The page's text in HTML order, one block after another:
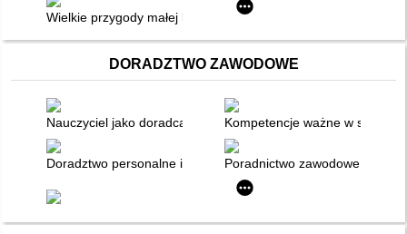
Wielkie przygody małej kropelki wody : bardzo pouczająca
DORADZTWO ZAWODOWE
Nauczyciel jako doradca zawodowyKompetencje ważne w szkole,
Doradztwo personalne i zawodowePoradnictwo zawodowe :